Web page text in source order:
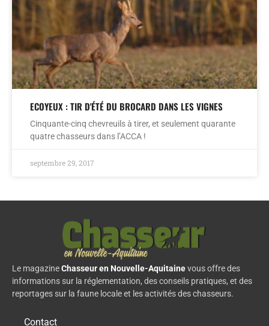
ECOYEUX : TIR D'ÉTÉ DU BROCARD DANS LES VIGNES
Cinquante-cinq chevreuils à tirer, et seulement quarante
quatre chasseurs dans l’ACCA !
septembre 29, 2017
Le magazineChasseur en Nouvelle-Aquitainevous offre des
informations sur la réglementation, des conseils pratiques, et des
reportages sur la faune locale et les activités des chasseurs.
Contact